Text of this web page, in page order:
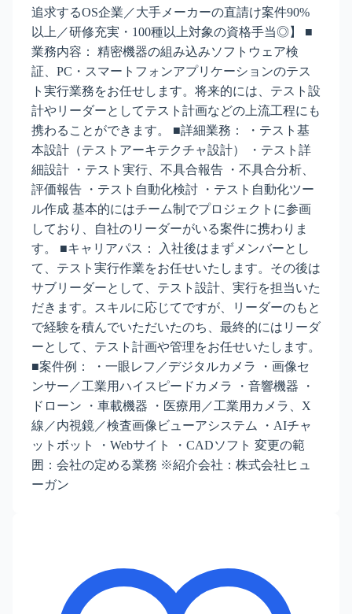
追求するOS企業／大手メーカーの直請け案件90%
以上／研修充実・100種以上対象の資格手当◎】 ■
業務内容： 精密機器の組み込みソフトウェア検
証、PC・スマートフォンアプリケーションのテス
ト実行業務をお任せします。将来的には、テスト設
計やリーダーとしてテスト計画などの上流工程にも
携わることができます。 ■詳細業務： ・テスト基
本設計（テストアーキテクチャ設計） ・テスト詳
細設計 ・テスト実行、不具合報告 ・不具合分析、
評価報告 ・テスト自動化検討 ・テスト自動化ツー
ル作成 基本的にはチーム制でプロジェクトに参画
しており、自社のリーダーがいる案件に携わりま
す。 ■キャリアパス： 入社後はまずメンバーとし
て、テスト実行作業をお任せいたします。その後は
サブリーダーとして、テスト設計、実行を担当いた
だきます。スキルに応じてですが、リーダーのもと
で経験を積んでいただいたのち、最終的にはリーダ
ーとして、テスト計画や管理をお任せいたします。
■案件例： ・一眼レフ／デジタルカメラ ・画像セ
ンサー／工業用ハイスピードカメラ ・音響機器 ・
ドローン ・車載機器 ・医療用／工業用カメラ、X
線／内視鏡／検査画像ビューアシステム ・AIチャ
ットボット ・Webサイト ・CADソフト 変更の範
囲：会社の定める業務 ※紹介会社：株式会社ヒュ
ーガン